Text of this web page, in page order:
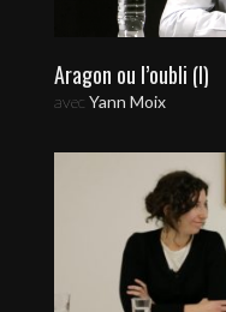
Aragon ou l’oubli (I)
avec Yann Moix